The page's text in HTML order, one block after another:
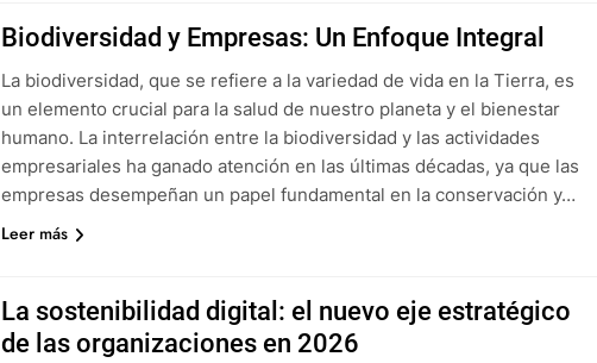
Biodiversidad y Empresas: Un Enfoque Integral
La biodiversidad, que se refiere a la variedad de vida en la Tierra, es
un elemento crucial para la salud de nuestro planeta y el bienestar
humano. La interrelación entre la biodiversidad y las actividades
empresariales ha ganado atención en las últimas décadas, ya que las
empresas desempeñan un papel fundamental en la conservación y…
Leer más
La sostenibilidad digital: el nuevo eje estratégico
de las organizaciones en 2026